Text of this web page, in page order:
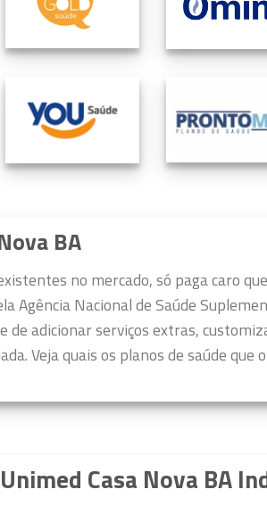
BA
no mercado, só paga caro
Nacional de Saúde
de adicionar serviços extras,
Veja quais os planos de saúde
Casa Nova BA